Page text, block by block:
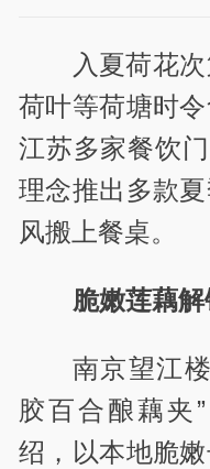
入夏荷花
荷叶等荷塘时令
江苏多家餐饮
理念推出多款
风搬上餐桌。
脆嫩莲藕
南京望江
胶百合酿藕夹
绍，以本地脆